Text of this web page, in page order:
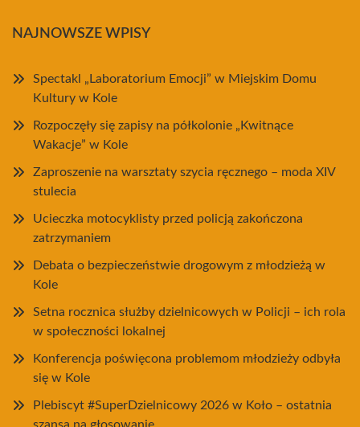
NAJNOWSZE WPISY
Spectakl „Laboratorium Emocji” w Miejskim Domu
Kultury w Kole
Rozpoczęły się zapisy na półkolonie „Kwitnące
Wakacje” w Kole
Zaproszenie na warsztaty szycia ręcznego – moda XIV
stulecia
Ucieczka motocyklisty przed policją zakończona
zatrzymaniem
Debata o bezpieczeństwie drogowym z młodzieżą w
Kole
Setna rocznica służby dzielnicowych w Policji – ich rola
w społeczności lokalnej
Konferencja poświęcona problemom młodzieży odbyła
się w Kole
Plebiscyt #SuperDzielnicowy 2026 w Koło – ostatnia